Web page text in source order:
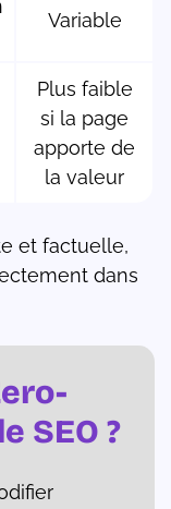
Variable
Plus faible
si la page
apporte de
la valeur
et factuelle,
dans
SEO ?